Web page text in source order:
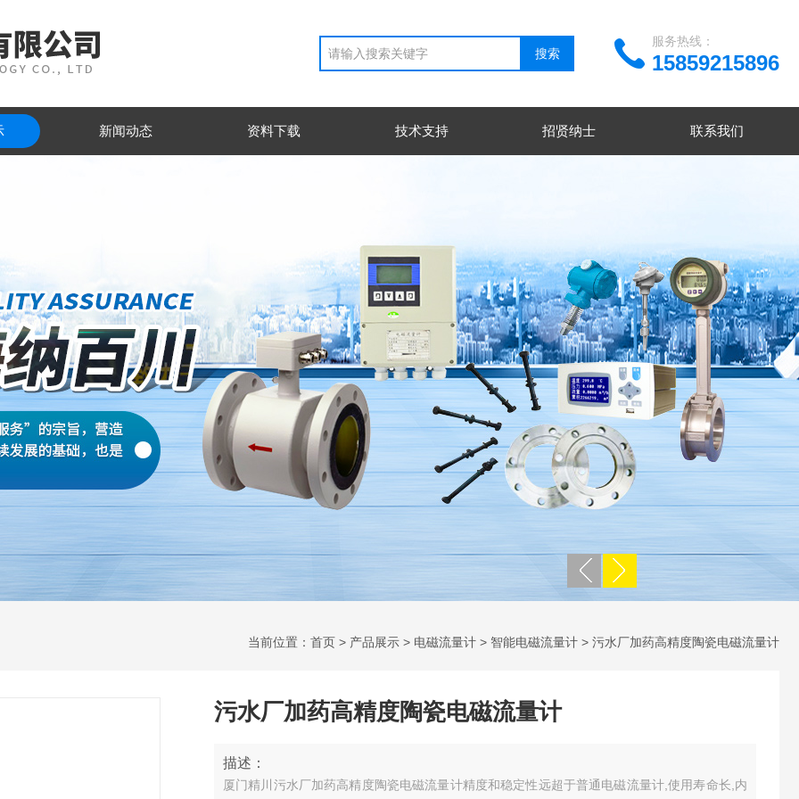
15859215896
服务热线：
新闻动态 资料下载 技术支持 招贤纳士 联系我们
当前位置： 首页 > 产品展示 > 电磁流量计 > 智能电磁流量计 > 污水厂加药高精度陶瓷电磁流量计
污水厂加药高精度陶瓷电磁流量计
描述：
厦门精川污水厂加药高精度陶瓷电磁流量计精度和稳定性远超于普通电磁流量计,使用寿命长,内